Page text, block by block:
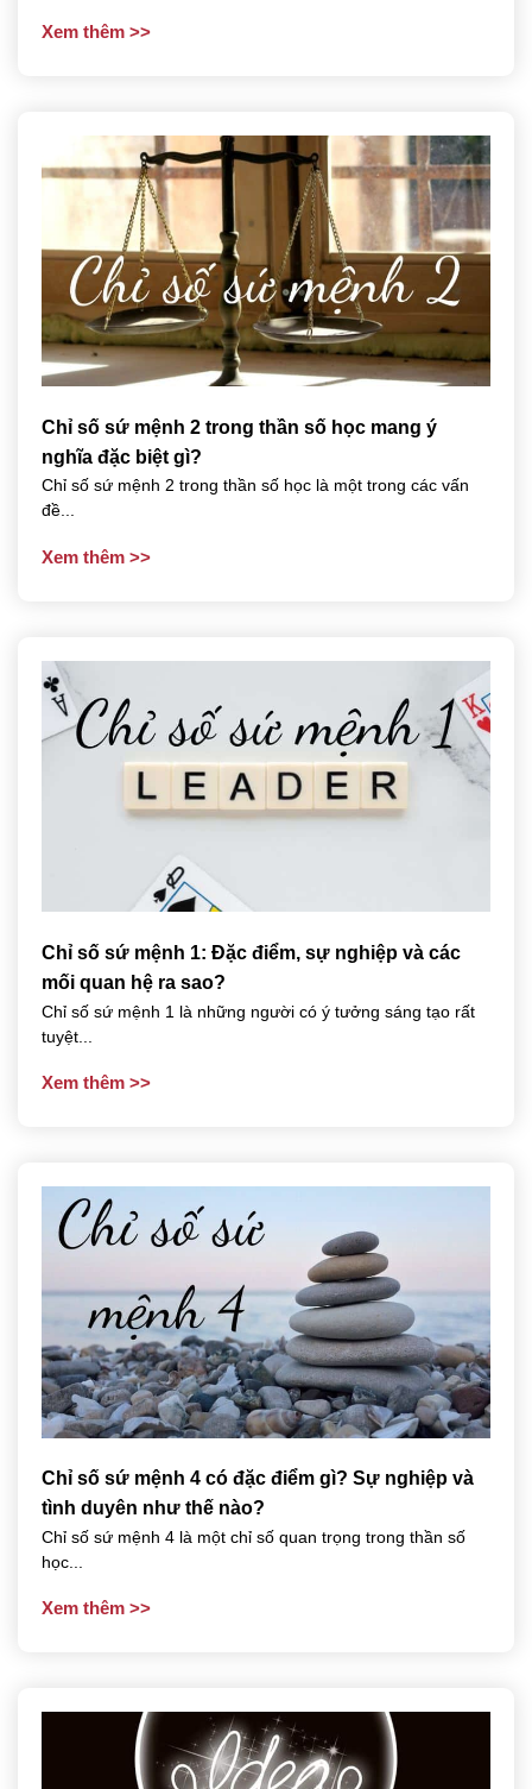
Xem thêm
Chỉ số sứ mệnh 2 trong thần số học mang ý
nghĩa đặc biệt gì?
Chỉ số sứ mệnh 2 trong thần số học là một trong các vấn
đề...
Xem thêm
Chỉ số sứ mệnh 1: Đặc điểm, sự nghiệp và các
mối quan hệ ra sao?
Chỉ số sứ mệnh 1 là những người có ý tưởng sáng tạo rất
tuyệt...
Xem thêm
Chỉ số sứ mệnh 4 có đặc điểm gì? Sự nghiệp và
tình duyên như thế nào?
Chỉ số sứ mệnh 4 là một chỉ số quan trọng trong thần số
học...
Xem thêm